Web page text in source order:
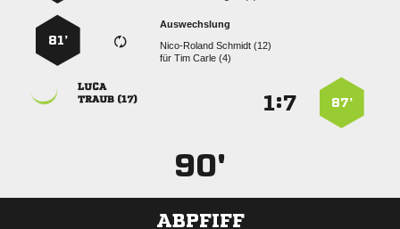
Auswechslung
  
für  
81’
87’
:

 
90'
ABPFIFF